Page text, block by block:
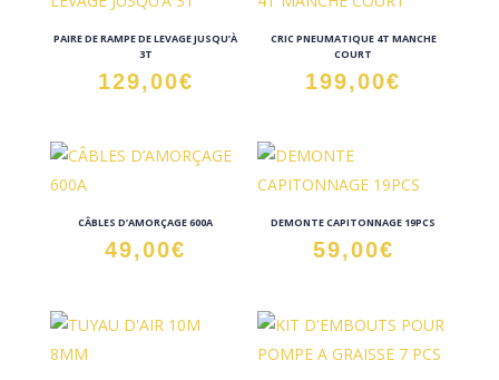
PAIRE DE RAMPE DE LEVAGE JUSQU’À
3T
129,00€
CRIC PNEUMATIQUE 4T MANCHE
COURT
199,00€
CÂBLES D’AMORÇAGE 600A
49,00€
DEMONTE CAPITONNAGE 19PCS
59,00€